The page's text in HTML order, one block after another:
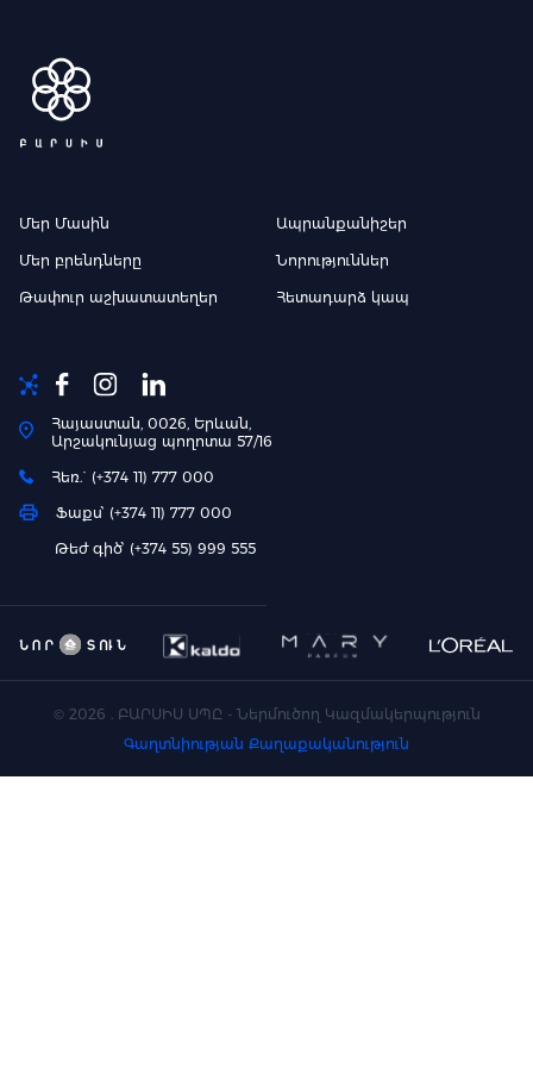
Մեր Մասին Ապրանքանիշեր
Մեր բրենդները Նորություններ
Թափուր աշխատատեղեր Հետադարձ կապ
Հայաստան, 0026, Երևան,
Արշակունյաց պողոտա 57/16
Հեռ.` (+374 11) 777 000
Ֆաքս՝ (+374 11) 777 000
Թեժ գիծ՝ (+374 55) 999 555
© 2026 . ԲԱՐՍԻՍ ՍՊԸ - Ներմուծող Կազմակերպություն
Գաղտնիության Քաղաքականություն